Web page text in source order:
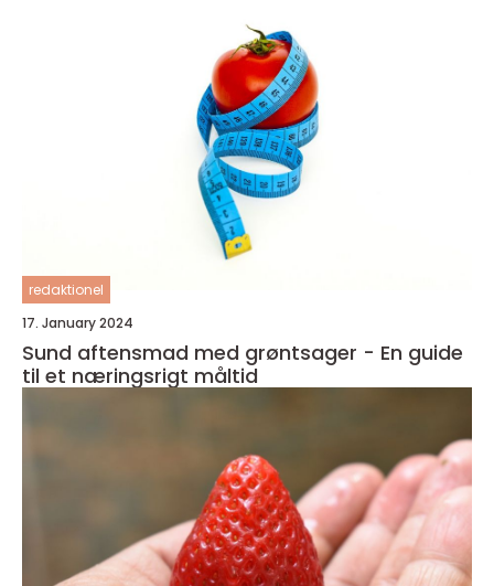
redaktionel
17. January 2024
Sund aftensmad med grøntsager - En guide
til et næringsrigt måltid